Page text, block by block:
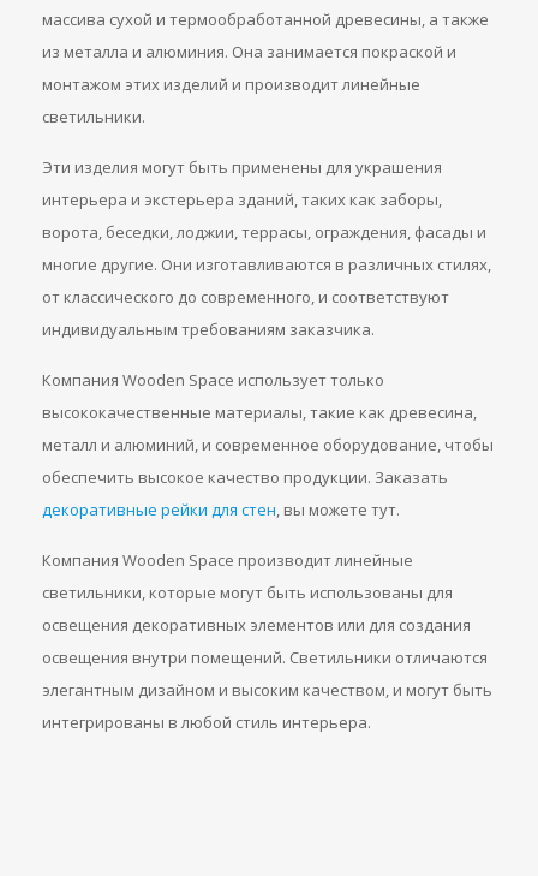
массива сухой и термообработанной древесины, а также
из металла и алюминия. Она занимается покраской и
монтажом этих изделий и производит линейные
светильники.
Эти изделия могут быть применены для украшения
интерьера и экстерьера зданий, таких как заборы,
ворота, беседки, лоджии, террасы, ограждения, фасады и
многие другие. Они изготавливаются в различных стилях,
от классического до современного, и соответствуют
индивидуальным требованиям заказчика.
Компания Wooden Space использует только
высококачественные материалы, такие как древесина,
металл и алюминий, и современное оборудование, чтобы
обеспечить высокое качество продукции. Заказать
декоративные рейки для стен, вы можете тут.
Компания Wooden Space производит линейные
светильники, которые могут быть использованы для
освещения декоративных элементов или для создания
освещения внутри помещений. Светильники отличаются
элегантным дизайном и высоким качеством, и могут быть
интегрированы в любой стиль интерьера.